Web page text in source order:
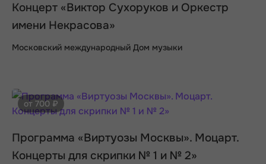
Концерт «Виктор Сухоруков и Оркестр
имени Некрасова»
Московский международный Дом музыки
от 700 ₽
Программа «Виртуозы Москвы». Моцарт.
Концерты для скрипки № 1 и № 2»